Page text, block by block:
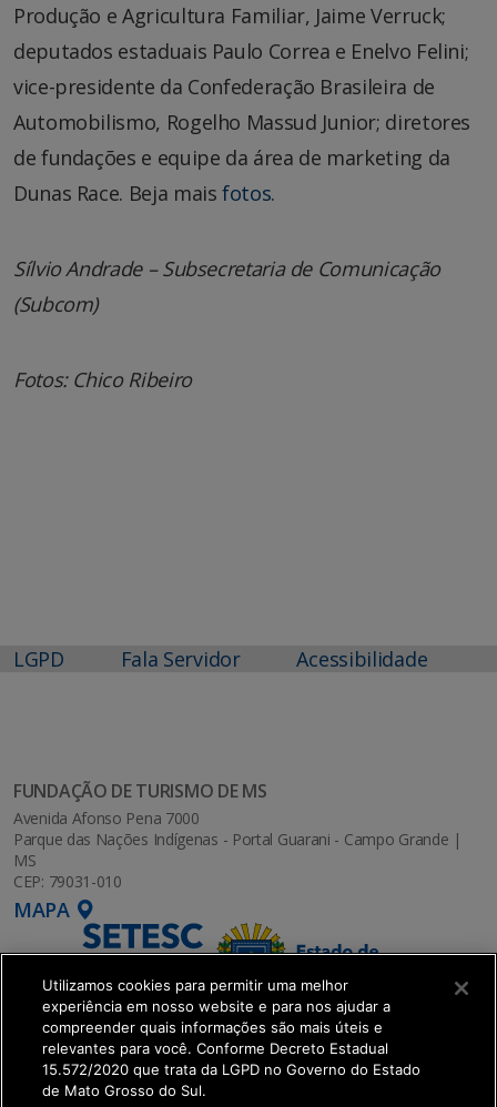
Produção e Agricultura Familiar, Jaime Verruck;
deputados estaduais Paulo Correa e Enelvo Felini;
vice-presidente da Confederação Brasileira de
Automobilismo, Rogelho Massud Junior; diretores
de fundações e equipe da área de marketing da
Dunas Race. Beja maisfotos.
Sílvio Andrade – Subsecretaria de Comunicação
(Subcom)
Fotos: Chico Ribeiro
LGPD Fala Servidor Acessibilidade
FUNDAÇÃO DE TURISMO DE MS
Avenida Afonso Pena 7000
Parque das Nações Indígenas - Portal Guarani - Campo Grande |
MS
CEP: 79031-010
MAPA
Utilizamos cookies para permitir uma melhor
experiência em nosso website e para nos ajudar a
compreender quais informações são mais úteis e
relevantes para você. Conforme Decreto Estadual
15.572/2020 que trata da LGPD no Governo do Estado
de Mato Grosso do Sul.